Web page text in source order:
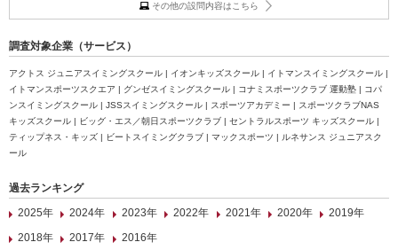
その他の設問内容はこちら
調査対象企業（サービス）
アクトス ジュニアスイミングスクール | イオンキッズスクール | イトマンスイミングスクール |
イトマンスポーツスクエア | グンゼスイミングスクール | コナミスポーツクラブ 運動塾 | コパ
ンスイミングスクール | JSSスイミングスクール | スポーツアカデミー | スポーツクラブNAS
キッズスクール | ビッグ・エス／朝日スポーツクラブ | セントラルスポーツ キッズスクール |
ティップネス・キッズ | ビートスイミングクラブ | マックスポーツ | ルネサンス ジュニアスク
ール
過去ランキング
2025年
2024年 2023年 2022年 2021年 2020年
2019年
2018年
2017年 2016年